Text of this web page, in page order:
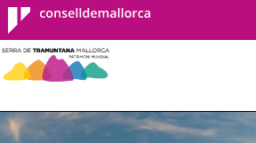
Consell de
Mallorca